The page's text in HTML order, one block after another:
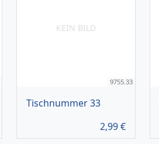
KEIN BILD
9755.33
Tischnummer 33
2,99€